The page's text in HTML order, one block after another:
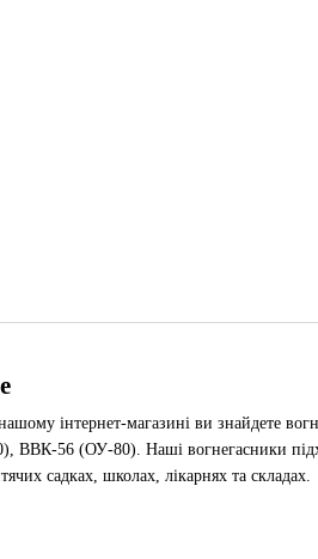
інтернет-магазині ви знайдете
(ОУ-80). Наші вогнегасники
садках, школах, лікарнях та складах.